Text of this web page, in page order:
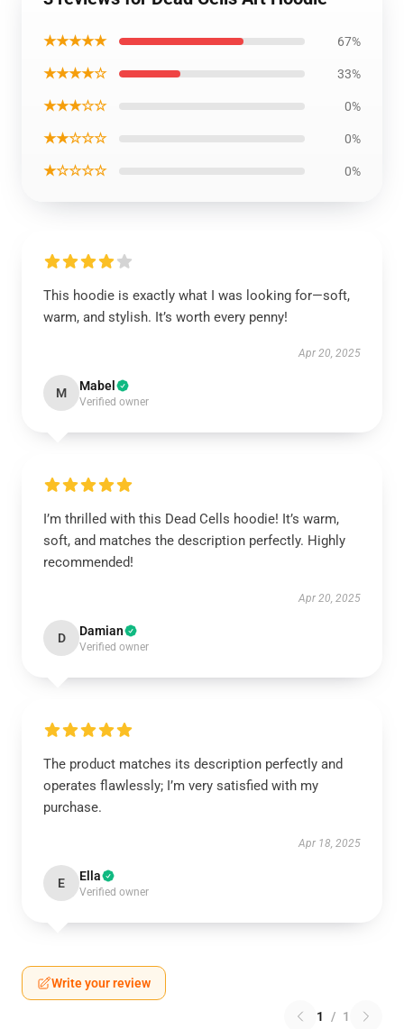
★★★★★ 67%
★★★★☆ 33%
★★★☆☆ 0%
★★☆☆☆ 0%
★☆☆☆☆ 0%
This hoodie is exactly what I was looking for—soft,
warm, and stylish. It’s worth every penny!
Apr 20, 2025
M Mabel
Verified owner
I’m thrilled with this Dead Cells hoodie! It’s warm,
soft, and matches the description perfectly. Highly
recommended!
Apr 20, 2025
D Damian
Verified owner
The product matches its description perfectly and
operates flawlessly; I’m very satisfied with my
purchase.
Apr 18, 2025
E Ella
Verified owner
Write your review
1 / 1